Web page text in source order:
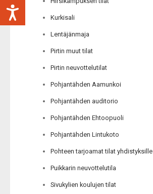
Kurkisali
Lentäjänmaja
Pirtin muut tilat
Pirtin neuvottelutilat
Pohjantähden Aamunkoi
Pohjantähden auditorio
Pohjantähden Ehtoopuoli
Pohjantähden Lintukoto
Pohteen tarjoamat tilat yhdistyksille
Puikkarin neuvottelutila
Sivukylien koulujen tilat